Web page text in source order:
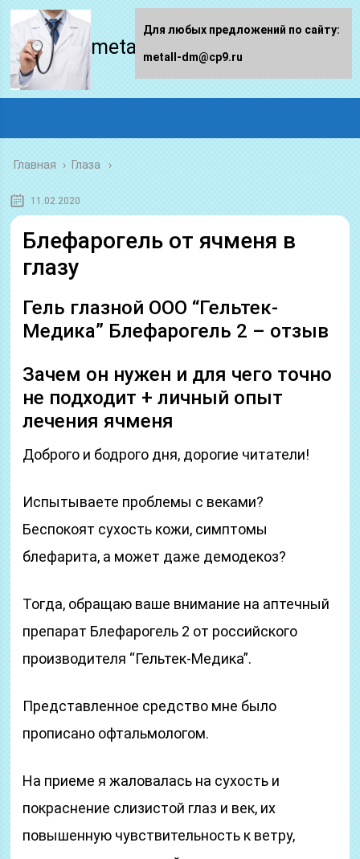
metall-dm.ru
Главная › Глаза
11.02.2020
Блефарогель от ячменя в
глазу
Гель глазной ООО “Гельтек-
Медика” Блефарогель 2 – отзыв
Зачем он нужен и для чего точно
не подходит + личный опыт
лечения ячменя
Доброго и бодрого дня, дорогие читатели!
Испытываете проблемы с веками?
Беспокоят сухость кожи, симптомы
блефарита, а может даже демодекоз?
Тогда, обращаю ваше внимание на аптечный
препарат Блефарогель 2 от российского
производителя “Гельтек-Медика”.
Представленное средство мне было
прописано офтальмологом.
На приеме я жаловалась на сухость и
покраснение слизистой глаз и век, их
повышенную чувствительность к ветру,
Для любых предложений по сайту:
metall-dm@cp9.ru